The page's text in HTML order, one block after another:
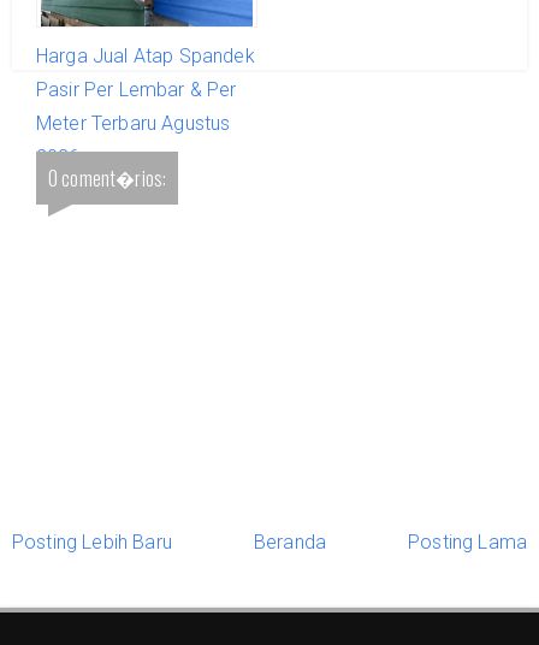
Harga Jual Atap Spandek
Pasir Per Lembar & Per
Meter Terbaru Agustus
2026
0 coment�rios:
Posting Lebih Baru Beranda Posting Lama